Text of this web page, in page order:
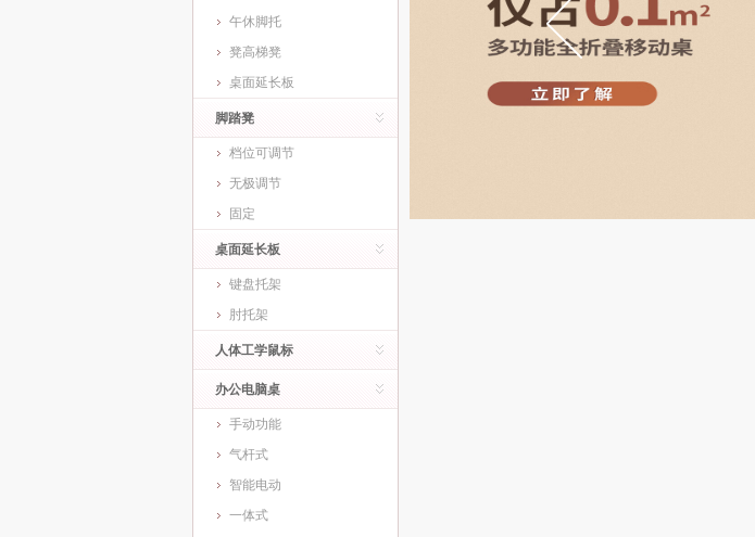
午休脚托
凳高梯凳
桌面延长板
脚踏凳
档位可调节
无极调节
固定
桌面延长板
键盘托架
肘托架
人体工学鼠标
办公电脑桌
手动功能
气杆式
智能电动
一体式